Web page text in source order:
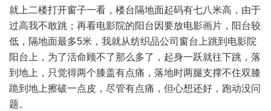
就上二楼打开窗子一看，楼台隔地面起码有七八米高，由于
过高我不敢跳；再看电影院的阳台因要放电影画片，阳台较
低，隔地面最多5米，我就从纺织品公司窗台上跳到电影院
阳台上，为了活命顾不了那么多了，起身一跃就往下跳，落
到地上，只觉得两个膝盖有点痛，落地时两腿支撑不住双膝
跪到地上擦破一点皮，尽管有点痛，但心想还好，跑动没问
题。